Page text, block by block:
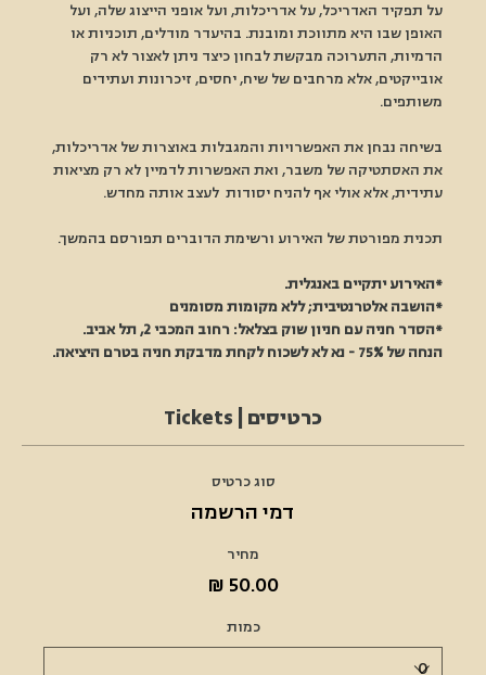
על תפקיד האדריכל, על אדריכלות, ועל אופני הייצוג שלה, ועל
האופן שבו היא מתווכת ומובנת. בהיעדר מודלים, תוכניות או
הדמיות, התערוכה מבקשת לבחון כיצד ניתן לאצור לא רק
אובייקטים, אלא מרחבים של שיח, יחסים, זיכרונות ועתידים
משותפים.
בשיחה נבחן את האפשרויות והמגבלות באוצרות של אדריכלות,
את האסתטיקה של משבר, ואת האפשרות לדמיין לא רק מציאות
עתידית, אלא אולי אף להניח יסודות  לעצב אותה מחדש.
תכנית מפורטת של האירוע ורשימת הדוברים תפורסם בהמשך.
*האירוע יתקיים באנגלית.
*הושבה אלטרנטיבית; ללא מקומות מסומנים
*הסדר חניה עם חניון שוק בצלאל: רחוב המכבי 2, תל אביב.
הנחה של 75% - נא לא לשכוח לקחת מדבקת חניה בטרם היציאה.
כרטיסים | Tickets
סוג כרטיס
דמי הרשמה
מחיר
כמות